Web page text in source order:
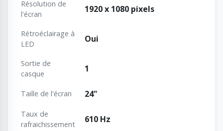
Résolution de
l'écran
1920 x 1080 pixels
Rétroéclairage à
LED
Oui
Sortie de
casque
1
Taille de l'écran 24"
Taux de
rafraichissement
610 Hz